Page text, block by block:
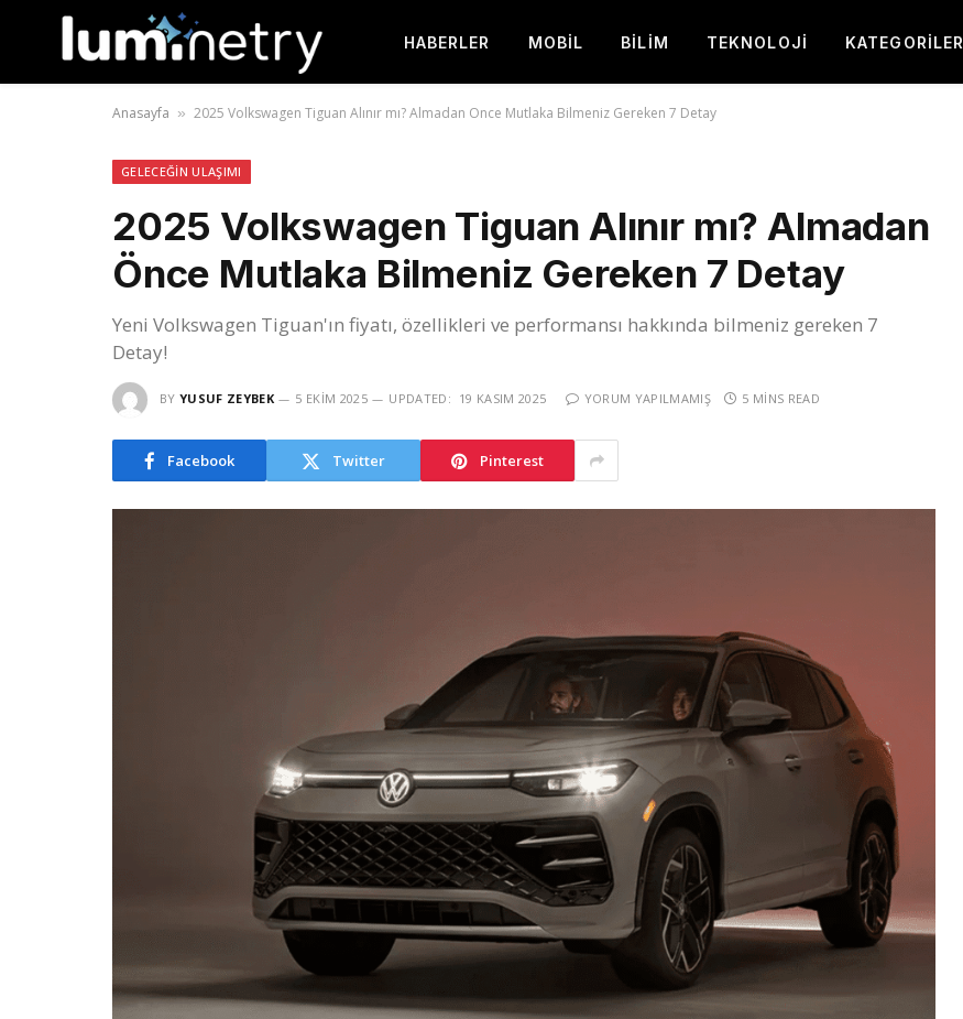
HABERLER MOBIL BILIM TEKNOLOJI KATEGORILER
Anasayfa » 2025 Volkswagen Tiguan Alınır mı? Almadan Önce Mutlaka Bilmeniz Gereken 7 Detay
GELECEĞIN ULAŞIMI
2025 Volkswagen Tiguan Alınır mı? Almadan
Önce Mutlaka Bilmeniz Gereken 7 Detay
Yeni Volkswagen Tiguan'ın fiyatı, özellikleri ve performansı hakkında bilmeniz gereken 7
Detay!
BY YUSUF ZEYBEK 5 EKIM 2025 UPDATED: 19 KASIM 2025 YORUM YAPILMAMIŞ 5 MINS READ
Facebook Twitter Pinterest